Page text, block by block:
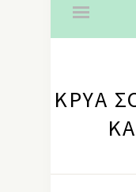
ΚΡΎΑ